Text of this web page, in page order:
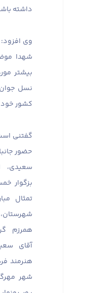
داشته
وی
شهدا
بیشتر
نسل جوان
کشور خود
گفتنی
حضور
سعیدی،
بزگوار
تمثال
همرزم
آقای
هنرمند
شهر